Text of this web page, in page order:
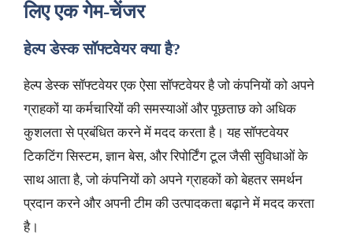
लिए एक गेम-चेंजर
हेल्प डेस्क सॉफ्टवेयर क्या है?
हेल्प डेस्क सॉफ्टवेयर एक ऐसा सॉफ्टवेयर है जो कंपनियों को अपने
ग्राहकों या कर्मचारियों की समस्याओं और पूछताछ को अधिक
कुशलता से प्रबंधित करने में मदद करता है। यह सॉफ्टवेयर
टिकटिंग सिस्टम, ज्ञान बेस, और रिपोर्टिंग टूल जैसी सुविधाओं के
साथ आता है, जो कंपनियों को अपने ग्राहकों को बेहतर समर्थन
प्रदान करने और अपनी टीम की उत्पादकता बढ़ाने में मदद करता
है।